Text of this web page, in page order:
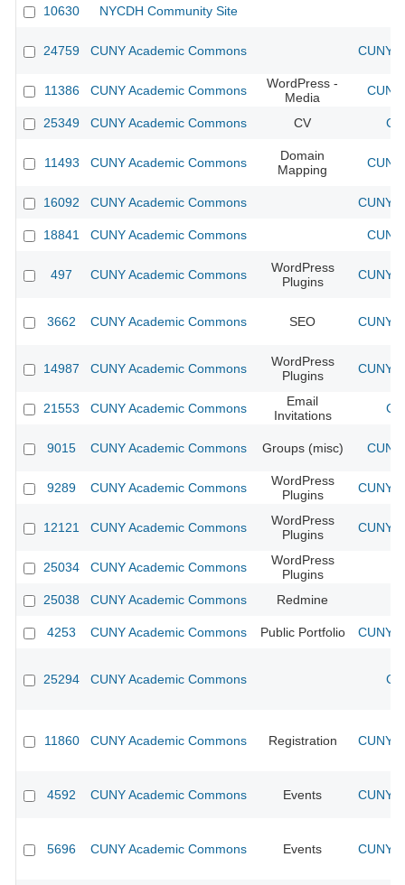
10630 NYCDH Community Site
24759 CUNY Academic Commons CUNY
11386 CUNY Academic Commons
WordPress -
Media
25349 CUNY Academic Commons CV
11493 CUNY Academic Commons
Domain
Mapping
16092 CUNY Academic Commons CUNY
18841 CUNY Academic Commons
497 CUNY Academic Commons
WordPress
Plugins
CUNY
3662 CUNY Academic Commons SEO CUNY
14987 CUNY Academic Commons
WordPress
Plugins
CUNY
21553 CUNY Academic Commons
Email
Invitations
9015 CUNY Academic Commons Groups (misc)
9289 CUNY Academic Commons
WordPress
Plugins
CUNY
12121 CUNY Academic Commons
WordPress
Plugins
CUNY
25034 CUNY Academic Commons
WordPress
Plugins
25038
CUNY Academic Commons Redmine
4253 CUNY Academic Commons Public Portfolio CUNY
25294 CUNY Academic Commons
11860 CUNY Academic Commons Registration CUNY
4592 CUNY Academic Commons Events CUNY
5696 CUNY Academic Commons Events CUNY